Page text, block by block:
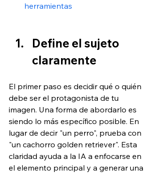
herramientas
Define el sujeto
claramente
El primer paso es decidir qué o quién
debe ser el protagonista de tu
imagen. Una forma de abordarlo es
siendo lo más específico posible. En
lugar de decir "un perro", prueba con
"un cachorro golden retriever". Esta
claridad ayuda a la IA a enfocarse en
el elemento principal y a generar una